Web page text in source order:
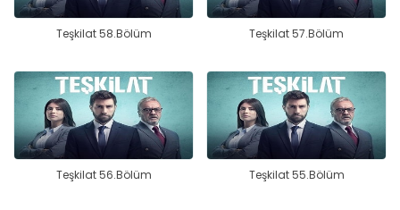
Teşkilat 58.Bölüm Teşkilat 57.Bölüm
Teşkilat 56.Bölüm Teşkilat 55.Bölüm